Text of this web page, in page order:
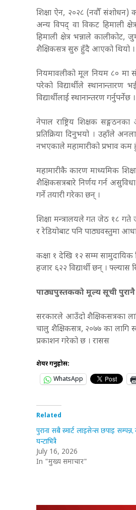
शिक्षा ऐन, २०२८ (नवौँ संशोधन)
अन्य विपद् वा विकट हिमाली
हिमाली क्षेत्र भन्नाले
शैक्षिकसत्र सुरु हुँदै आएको थियो ।
नियमावलीको मूल नियम ८० मा
परेको विद्यार्थीले
विद्यार्थीलाई स्थानान्तरण
नेपाल राष्ट्रिय शिक्षक
प्रतिक्रिया दिनुभयो । उहाँले
नभएकाले महामारीको प्रभाव कम
महामारीकै कारण माध्यमिक
शैक्षिकसत्रबारे निर्णय गर्न
गर्ने तयारी गरेका छन् ।
शिक्षा मन्त्रालयले गत जेठ १८ गते
र रेडियोबाट पनि पाठ्यवस्तुमा
कक्षा १ देखि १२ सम्म सामुदायिक
हजार ६२२ विद्यार्थी छन् ।
पाठ्यपुस्तकको मूल्य सूची पुरानै
सरकारले आउँदो शैक्षिकसत्रका
चालु शैक्षिकसत्र, २०७७ का लागि
प्रकाशन गरेको छ । रासस
शेयर गर्नुहोस:
WhatsApp
Related
पुराना सबै स्मार्ट लाइसेन्स छपाइ
घन्टाभित्रै
July 16, 2026
In "मुख्य समाचार"